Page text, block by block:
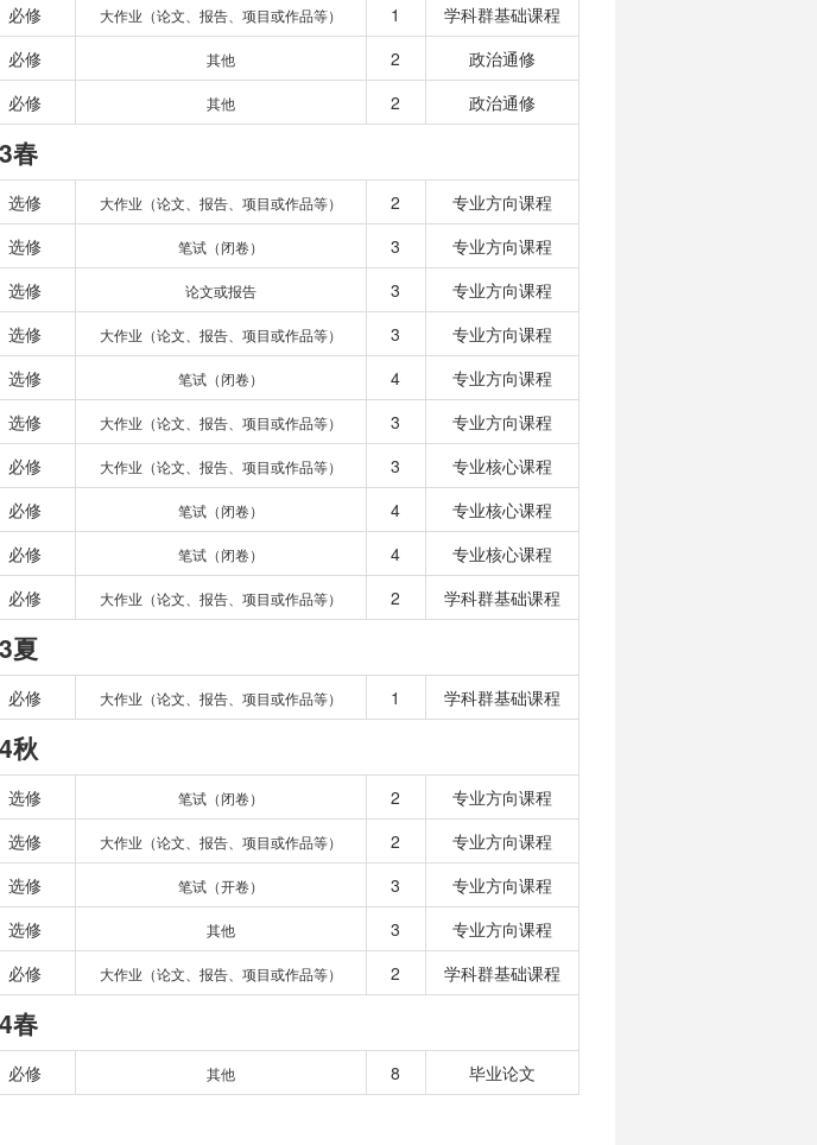
必修 大作业（论文、报告、项目或作品等） 1
学科群基础课程
必修 其他 2
政治通修
必修 其他 2 政治通修
3春
选修 大作业（论文、报告、项目或作品等） 2
专业方向课程
选修 笔试（闭卷） 3
专业方向课程
选修 论文或报告 3
专业方向课程
选修 大作业（论文、报告、项目或作品等） 3
专业方向课程
选修 笔试（闭卷） 4
专业方向课程
选修 大作业（论文、报告、项目或作品等） 3
专业方向课程
必修 大作业（论文、报告、项目或作品等） 3
专业核心课程
必修 笔试（闭卷） 4
专业核心课程
必修 笔试（闭卷） 4
专业核心课程
必修 大作业（论文、报告、项目或作品等） 2 学科群基础课程
3夏
必修 大作业（论文、报告、项目或作品等） 1 学科群基础课程
4秋
选修 笔试（闭卷） 2
专业方向课程
选修 大作业（论文、报告、项目或作品等） 2
专业方向课程
选修 笔试（开卷） 3
专业方向课程
选修 其他 3
专业方向课程
必修 大作业（论文、报告、项目或作品等） 2 学科群基础课程
4春
必修 其他 8 毕业论文